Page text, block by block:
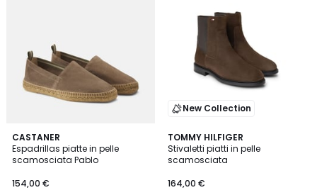
CASTANER
Espadrillas piatte in pelle
scamosciata Pablo
154,00 €
New Collection
TOMMY HILFIGER
Stivaletti piatti in pelle
scamosciata
164,00 €